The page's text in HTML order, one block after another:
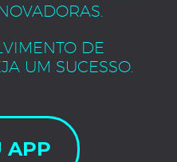
DE
UM SUCESSO.
APP